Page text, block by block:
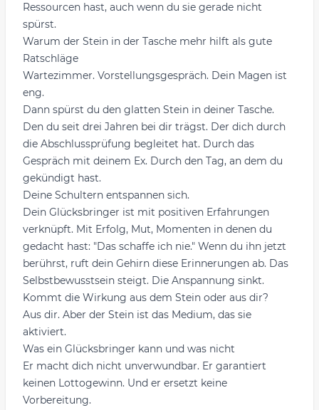
Ressourcen hast, auch wenn du sie gerade nicht
spürst.
Warum der Stein in der Tasche mehr hilft als gute
Ratschläge
Wartezimmer. Vorstellungsgespräch. Dein Magen ist
eng.
Dann spürst du den glatten Stein in deiner Tasche.
Den du seit drei Jahren bei dir trägst. Der dich durch
die Abschlussprüfung begleitet hat. Durch das
Gespräch mit deinem Ex. Durch den Tag, an dem du
gekündigt hast.
Deine Schultern entspannen sich.
Dein Glücksbringer ist mit positiven Erfahrungen
verknüpft. Mit Erfolg, Mut, Momenten in denen du
gedacht hast: "Das schaffe ich nie." Wenn du ihn jetzt
berührst, ruft dein Gehirn diese Erinnerungen ab. Das
Selbstbewusstsein steigt. Die Anspannung sinkt.
Kommt die Wirkung aus dem Stein oder aus dir?
Aus dir. Aber der Stein ist das Medium, das sie
aktiviert.
Was ein Glücksbringer kann und was nicht
Er macht dich nicht unverwundbar. Er garantiert
keinen Lottogewinn. Und er ersetzt keine
Vorbereitung.